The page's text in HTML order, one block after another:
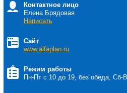
Контактное лицо
Елена Брядовая
Написать
Сайт
www.alfaplan.ru
Режим работы
Пн-Пт с 10 до 19, без обеда, Сб-